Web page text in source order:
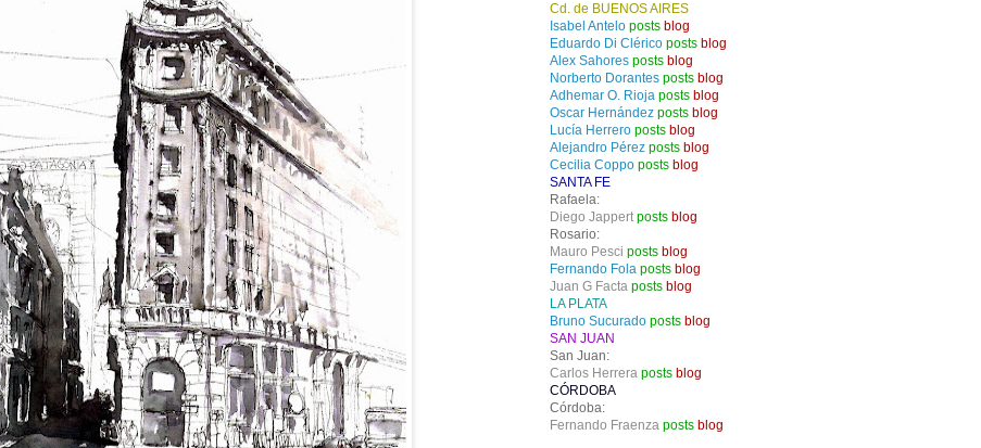
Cd. de BUENOS AIRES
Isabel Antelo posts blog
Eduardo Di Clérico posts blog
Alex Sahores posts blog
Norberto Dorantes posts blog
Adhemar O. Rioja posts blog
Oscar Hernández posts blog
Lucía Herrero posts blog
Alejandro Pérez posts blog
Cecilia Coppo posts blog
SANTA FE
Rafaela:
Diego Jappert posts blog
Rosario:
Mauro Pesci posts blog
Fernando Fola posts blog
Juan G Facta posts blog
LA PLATA
Bruno Sucurado posts blog
SAN JUAN
San Juan:
Carlos Herrera posts blog
CÓRDOBA
Córdoba:
Fernando Fraenza posts blog